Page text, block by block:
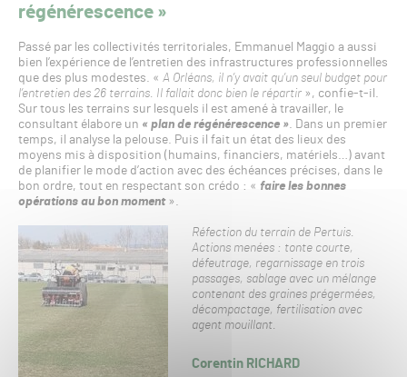
régénérescence »
Passé par les collectivités territoriales, Emmanuel Maggio a aussi
bien l’expérience de l’entretien des infrastructures professionnelles
que des plus modestes. « A Orléans, il n’y avait qu’un seul budget pour
l’entretien des 26 terrains. Il fallait donc bien le répartir», confie-t-il.
Sur tous les terrains sur lesquels il est amené à travailler, le
consultant élabore un « plan de régénérescence ». Dans un premier
temps, il analyse la pelouse. Puis il fait un état des lieux des
moyens mis à disposition (humains, financiers, matériels…) avant
de planifier le mode d’action avec des échéances précises, dans le
bon ordre, tout en respectant son crédo : « faire les bonnes
opérations au bon moment».
Réfection du terrain de Pertuis.
Actions menées : tonte courte,
défeutrage, regarnissage en trois
passages, sablage avec un mélange
contenant des graines prégermées,
décompactage, fertilisation avec
agent mouillant.
Corentin RICHARD